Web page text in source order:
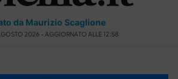
da Maurizio Scaglione
2026 - AGGIORNATO ALLE 12:58